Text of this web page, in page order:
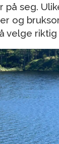
på seg.
og
velge riktig